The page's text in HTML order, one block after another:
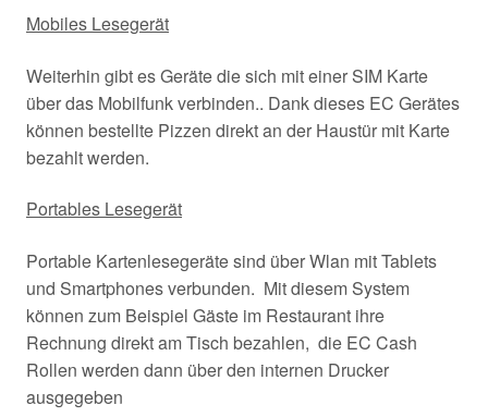
Mobiles Lesegerät
Weiterhin gibt es Geräte die sich mit einer SIM Karte
über das Mobilfunk verbinden.. Dank dieses EC Gerätes
können bestellte Pizzen direkt an der Haustür mit Karte
bezahlt werden.
Portables Lesegerät
Portable Kartenlesegeräte sind über Wlan mit Tablets
und Smartphones verbunden. Mit diesem System
können zum Beispiel Gäste im Restaurant ihre
Rechnung direkt am Tisch bezahlen, die EC Cash
Rollen werden dann über den internen Drucker
ausgegeben